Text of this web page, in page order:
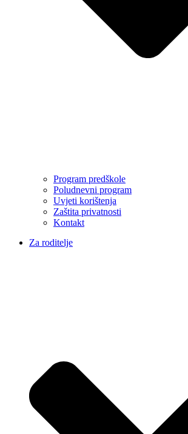
Program predškole
Poludnevni program
Uvjeti korištenja
Zaštita privatnosti
Kontakt
Za roditelje